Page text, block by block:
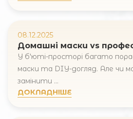
08.12.2025
Домашні маски vs
У бʼюті-просторі багато
маски та DIY-догляд. Але чи
замінити ...
ДОКЛАДНІШЕ